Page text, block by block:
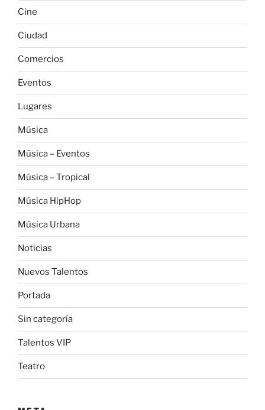
Cine
Ciudad
Comercios
Eventos
Lugares
Música
Música – Eventos
Música – Tropical
Música HipHop
Música Urbana
Noticias
Nuevos Talentos
Portada
Sin categoría
Talentos VIP
Teatro